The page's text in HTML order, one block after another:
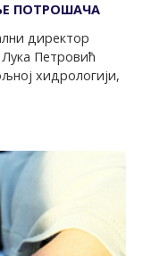
ПОТРОШАЧА
директор
Петровић
хидрологији,